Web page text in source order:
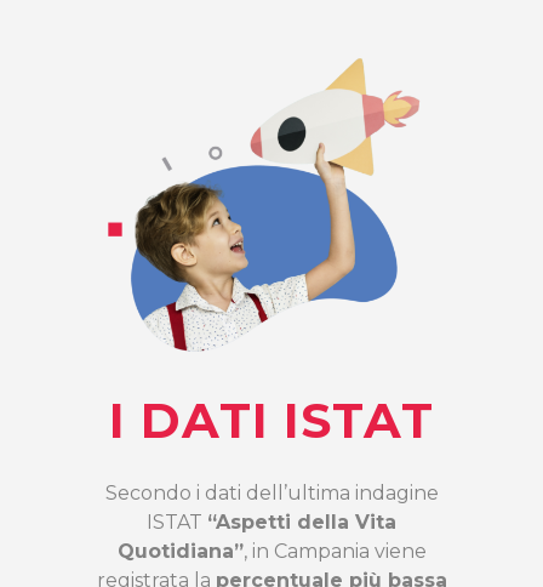
I DATI ISTAT
Secondo i dati dell’ultima indagine
ISTAT “Aspetti della Vita
Quotidiana”, in Campania viene
registrata la percentuale più bassa